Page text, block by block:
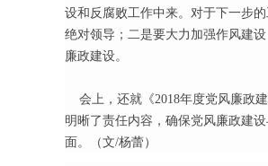
设和反腐败工作中来。对于下一步
绝对领导；二是要大力加强作风建
廉政建设。
会上，还就《2018年度党风廉政
明晰了责任内容，确保党风廉政建
面。（文/杨蕾）